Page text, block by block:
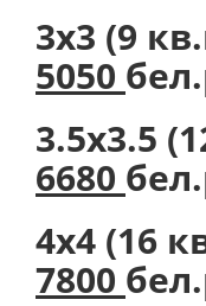
3х3 (9
5050
3.5х3.5
6680
4х4 (16
7800